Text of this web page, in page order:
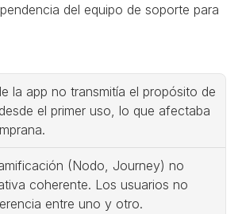
del equipo de soporte para
la app no transmitía el propósito de
el primer uso, lo que afectaba
(Nodo, Journey) no
coherente. Los usuarios no
entre uno y otro.